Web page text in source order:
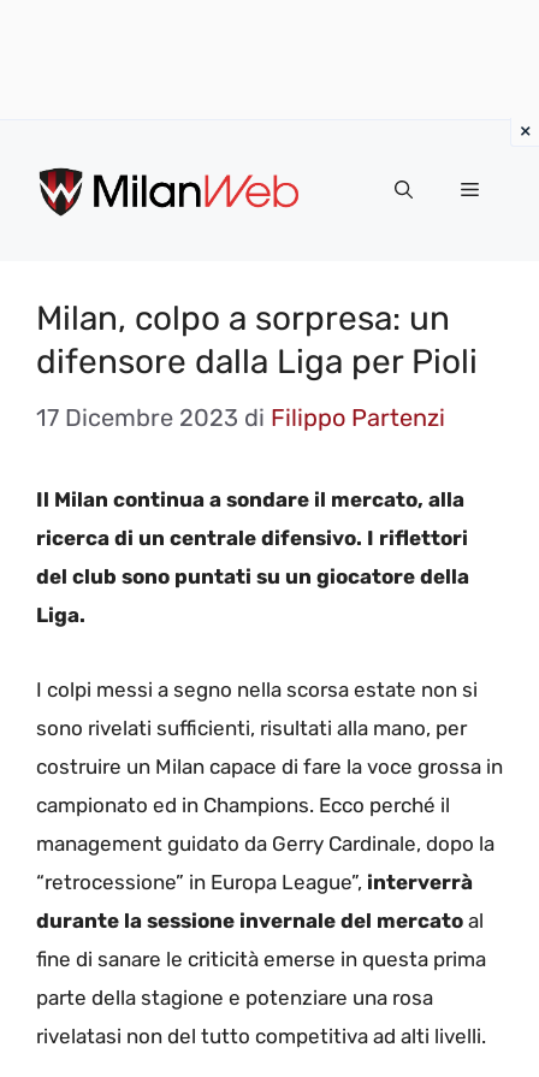
contenuto
MENU
Milan, colpo a sorpresa: un
difensore dalla Liga per Pioli
17 Dicembre 2023 di Filippo Partenzi
Il Milan continua a sondare il mercato, alla
ricerca di un centrale difensivo. I riflettori
del club sono puntati su un giocatore della
Liga.
I colpi messi a segno nella scorsa estate non si
sono rivelati sufficienti, risultati alla mano, per
costruire un Milan capace di fare la voce grossa in
campionato ed in Champions. Ecco perché il
management guidato da Gerry Cardinale, dopo la
“retrocessione” in Europa League”, interverrà
durante la sessione invernale del mercato al
fine di sanare le criticità emerse in questa prima
parte della stagione e potenziare una rosa
rivelatasi non del tutto competitiva ad alti livelli.